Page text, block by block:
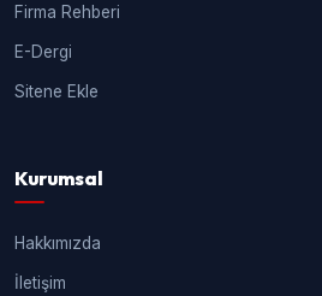
Firma Rehberi
E-Dergi
Sitene Ekle
Kurumsal
Hakkımızda
İletişim